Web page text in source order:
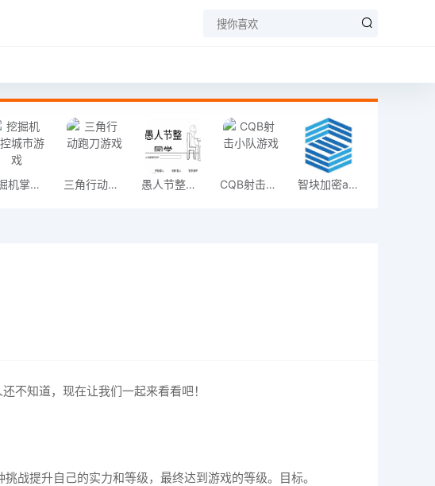
挖掘机掌控城市游戏 三角行动跑刀游戏 愚人节整同学 CQB射击小队游戏 智块加密app
不知道，现在让我们一起来看看吧！
战提升自己的实力和等级，最终达到游戏的等级。目标。